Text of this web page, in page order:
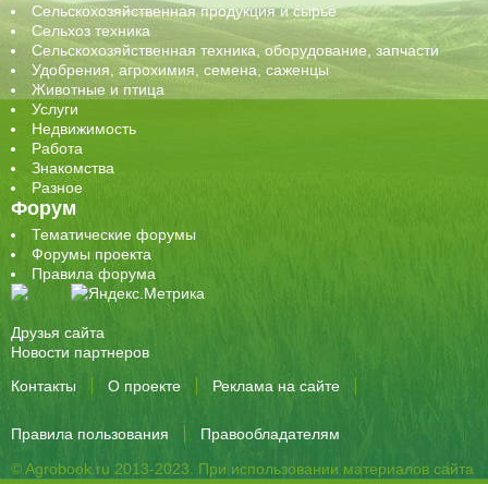
Сельскохозяйственная продукция и сырье
Сельхоз техника
Сельскохозяйственная техника, оборудование, запчасти
Удобрения, агрохимия, семена, саженцы
Животные и птица
Услуги
Недвижимость
Работа
Знакомства
Разное
Форум
Тематические форумы
Форумы проекта
Правила форума
Друзья сайта
Новости партнеров
Контакты
О проекте Реклама на сайте
Правила пользования
Правообладателям
© Agrobook.ru 2013-2023. При использовании материалов сайта